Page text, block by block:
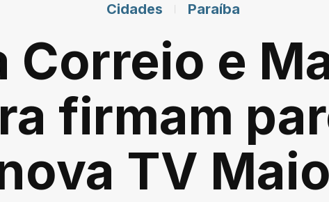
Cidades Paraíba
Correio e
firmam
TV